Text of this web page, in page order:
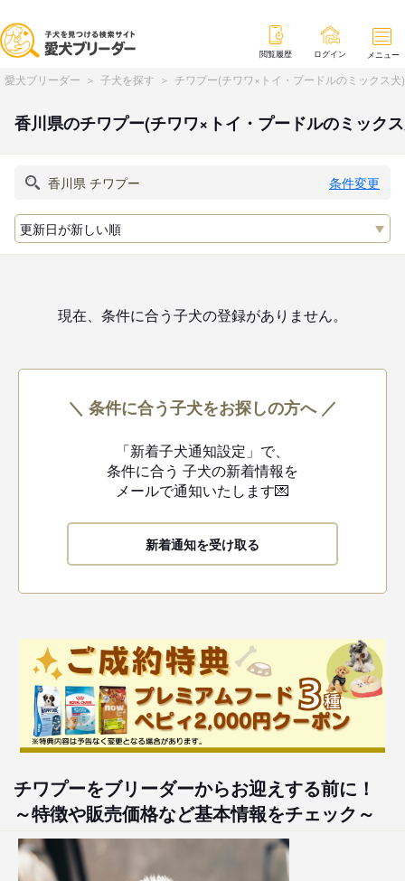
閲覧履歴 ログイン メニュー
愛犬ブリーダー 子犬を探す チワプー(チワワ×トイ・プードルのミックス
香川県のチワプー(チワワ×トイ・プードルのミック
条件変更
現在、条件に合う子犬の登録がありません。
＼ 条件に合う子犬をお探しの方へ ／
「新着子犬通知設定」で、
条件に合う 子犬の新着情報を
メールで通知いたします💌
新着通知を受け取る
チワプーをブリーダーからお迎えする前に！
～特徴や販売価格など基本情報をチェック～